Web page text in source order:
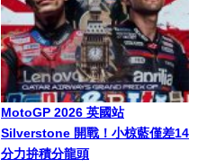
MotoGP 2026 英國站
Silverstone 開戰！小椋藍僅差14
分力拚積分龍頭